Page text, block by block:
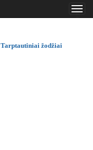
..
..
Tarptautiniai žodžiai